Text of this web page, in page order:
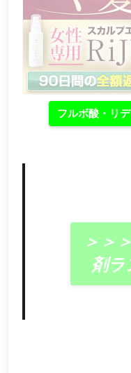
フルボ酸・リ
＞＞
剤ラ